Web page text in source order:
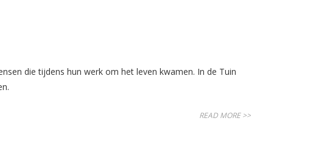
die tijdens hun werk om het leven kwamen. In de Tuin
READ MORE >>